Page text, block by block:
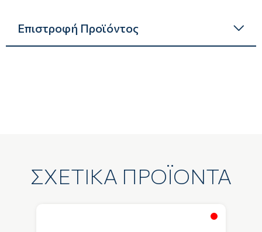
Επιστροφή Προϊόντος
ΣΧΕΤΙΚΑ ΠΡΟΪΟΝΤΑ